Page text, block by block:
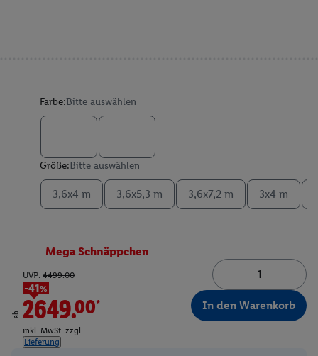
Farbe:Bitte auswählen
Größe:Bitte auswählen
3,6x4 m 3,6x5,3 m 3,6x7,2 m 3x4 m
Mega Schnäppchen
ab
UVP: 4499.00
-41%
2649.00*
inkl. MwSt. zzgl.
Lieferung
In den Warenkorb